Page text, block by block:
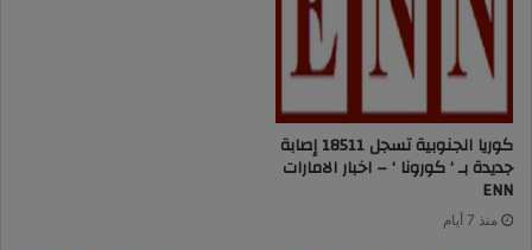
كوريا الجنوبية تسجل 18511 إصابة
جديدة بـ ‘ كورونا ‘ – اخبار الامارات
ENN
منذ 7 أيام